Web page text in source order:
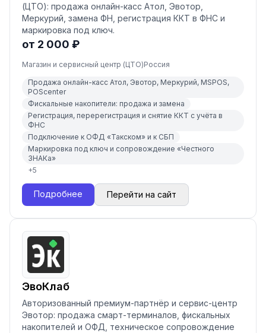
(ЦТО): продажа онлайн-касс Атол, Эвотор,
Меркурий, замена ФН, регистрация ККТ в ФНС и
маркировка под ключ.
от 2 000 ₽
Магазин и сервисный центр (ЦТО)Россия
Продажа онлайн-касс Атол, Эвотор, Меркурий, MSPOS,
POSсenter
Фискальные накопители: продажа и замена
Регистрация, перерегистрация и снятие ККТ с учёта в
ФНС
Подключение к ОФД «Такском» и к СБП
Маркировка под ключ и сопровождение «Честного
ЗНАКа»
+5
Подробнее Перейти на сайт
ЭвоКлаб
Авторизованный премиум-партнёр и сервис-центр
Эвотор: продажа смарт-терминалов, фискальных
накопителей и ОФД, техническое сопровождение